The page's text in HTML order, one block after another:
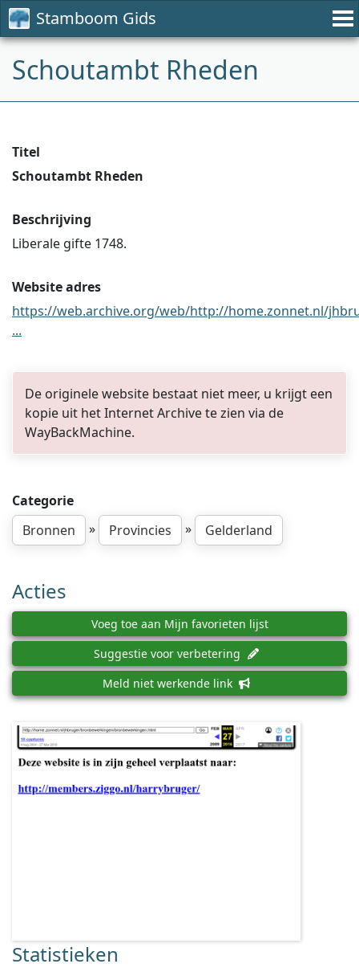
Stamboom Gids
Schoutambt Rheden
Titel
Schoutambt Rheden
Beschrijving
Liberale gifte 1748.
Website adres
https://web.archive.org/web/http://home.zonnet.nl/
...
De originele website bestaat niet meer, u krijgt een
kopie uit het Internet Archive te zien via de
WayBackMachine.
Categorie
Bronnen
» Provincies » Gelderland
Acties
Voeg toe aan Mijn favorieten lijst
Suggestie voor verbetering
Meld niet werkende link
Statistieken